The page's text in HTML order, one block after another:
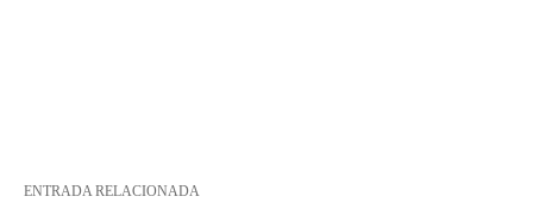
ENTRADA RELACIONADA